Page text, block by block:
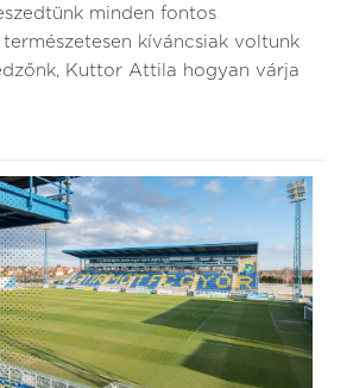
minden fontos
kíváncsiak voltunk
Kuttor Attila hogyan várja